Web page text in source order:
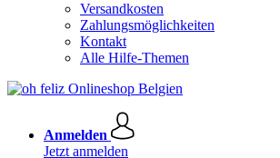
Versandkosten
Zahlungsmöglichkeiten
Kontakt
Alle Hilfe-Themen
Anmelden
Jetzt anmelden